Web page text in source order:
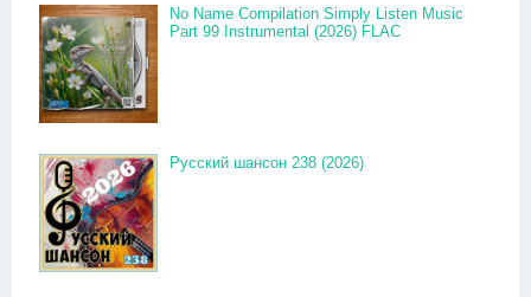
No Name Compilation Simply Listen Music
Part 99 Instrumental (2026) FLAC
Русский шансон 238 (2026)